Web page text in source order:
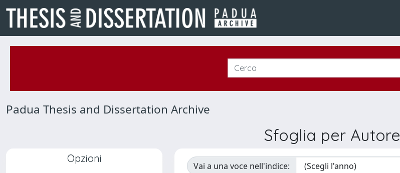
Padua Thesis and Dissertation Archive
Sfoglia per Autore
Opzioni
Vai a una voce nell'indice: